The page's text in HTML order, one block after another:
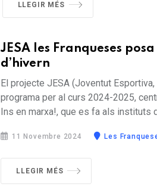
LLEGIR MÉS
JESA les Franqueses
d’hivern
El projecte JESA (Joventut
programa per al curs 2024-2025,
Ins en marxa!, que es fa als instituts
11 Novembre 2024 Les
LLEGIR MÉS